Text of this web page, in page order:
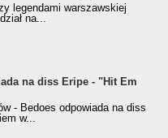
legendami warszawskiej
na...
na diss Eripe - "Hit Em
- Bedoes odpowiada na diss
w...